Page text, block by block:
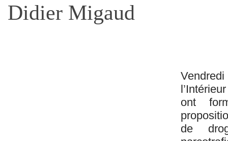
Didier Migaud
ont
de